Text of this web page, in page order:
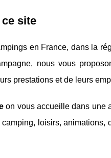
site
en France, dans la
nous vous
prestations et de leurs
on vous accueille dans une
loisirs, animations,